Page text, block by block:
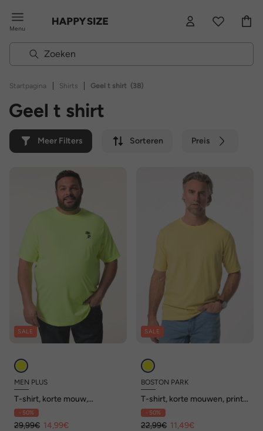
Menu
Startpagina | Shirts | Geel t shirt (38)
Geel t shirt
Meer Filters Sorteren Preis
SALE
MEN PLUS
T-shirt, korte mouw,
neonborduursel, tot 8 XL
- 50%
29,99€ 14,99€
SALE
BOSTON PARK
T-shirt, korte mouwen, print
op de voorkant, tot 84/86
- 50%
22,99€ 11,49€